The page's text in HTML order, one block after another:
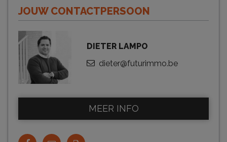
JOUW CONTACTPERSOON
DIETER LAMPO
dieter@futurimmo.be
MEER INFO